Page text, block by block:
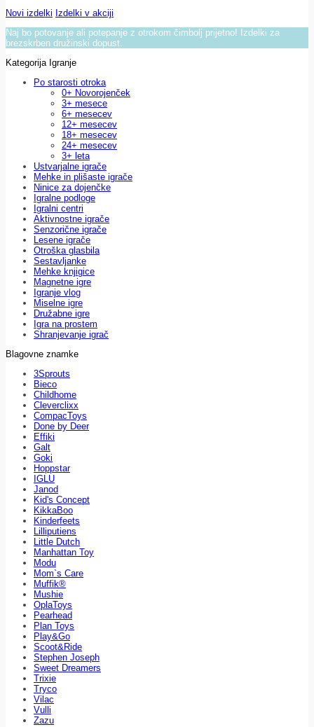
Novi izdelki Izdelki v akciji
Naj bo potovanje ali potepanje z otrokom čimbolj prijetno! Izdelki za
brezskrben družinski dopust.
Kategorija Igranje
Po starosti otroka
0+ Novorojenček
3+ mesece
6+ mesecev
12+ mesecev
18+ mesecev
24+ mesecev
3+ leta
Ustvarjalne igrače
Mehke in plišaste igrače
Ninice za dojenčke
Igralne podloge
Igralni centri
Aktivnostne igrače
Senzorične igrače
Lesene igrače
Otroška glasbila
Sestavljanke
Mehke knjigice
Magnetne igre
Igranje vlog
Miselne igre
Družabne igre
Igra na prostem
Shranjevanje igrač
Blagovne znamke
3Sprouts
Bieco
Childhome
Cleverclixx
CompacToys
Done by Deer
Effiki
Galt
Goki
Hoppstar
IGLU
Janod
Kid's Concept
KikkaBoo
Kinderfeets
Lilliputiens
Little Dutch
Manhattan Toy
Modu
Mom`s Care
Muffik®
Mushie
OplaToys
Pearhead
Plan Toys
Play&Go
Scoot&Ride
Stephen Joseph
Sweet Dreamers
Trixie
Tryco
Vilac
Vulli
Zazu